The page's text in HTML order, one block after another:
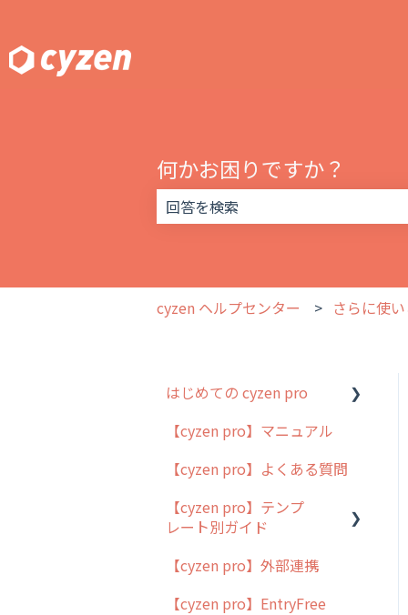
何かお困りですか？
cyzen ヘルプセンター さらに使
はじめての cyzen pro
cyzen pro とは？
簡易マニュアル
cyzen proの位置情報取得
について
用語集
よくある質問
【cyzen pro】マニュアル
【cyzen pro】よくある質問
【cyzen pro】テンプ
レート別ガイド
ポスティング
ラウンダー
【cyzen pro】外部連携
【cyzen pro】EntryFree